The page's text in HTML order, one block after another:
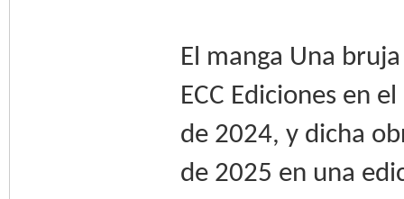
El manga Una
ECC Ediciones en
de 2024, y dicha
de 2025 en una